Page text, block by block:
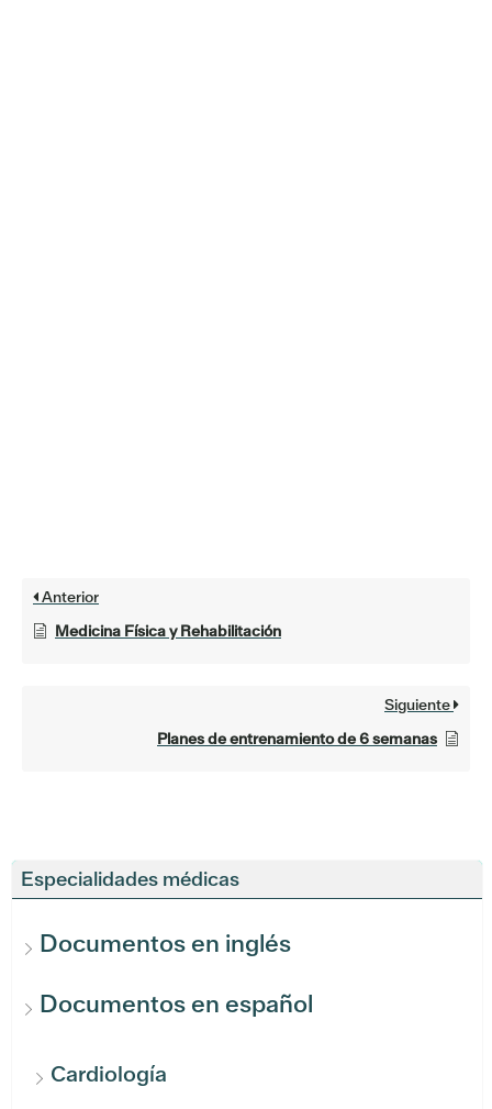
Especialidades médicas
Documentos en inglés
Documentos en español
Cardiología
Anterior
Medicina Física y Rehabilitación
Siguiente
Planes de entrenamiento de 6 semanas